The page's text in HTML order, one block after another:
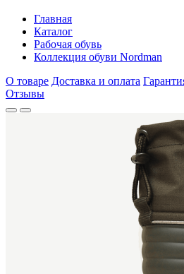
Главная
Каталог
Рабочая обувь
Коллекция обуви Nordman
О товаре Доставка и оплата
Отзывы